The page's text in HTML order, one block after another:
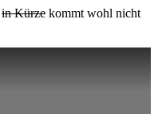
in Kürze kommt wohl nicht